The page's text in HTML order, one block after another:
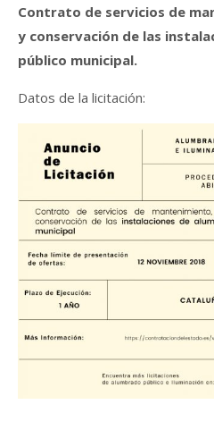
Contrato de servicios de
y conservación de las
público municipal.
Datos de la licitación: